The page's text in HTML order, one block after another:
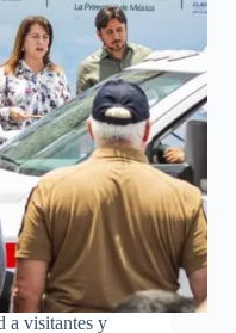
a visitantes y